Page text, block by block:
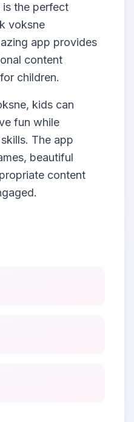
is the perfect
voksne
app provides
content
children.
, kids can
fun while
The app
beautiful
content